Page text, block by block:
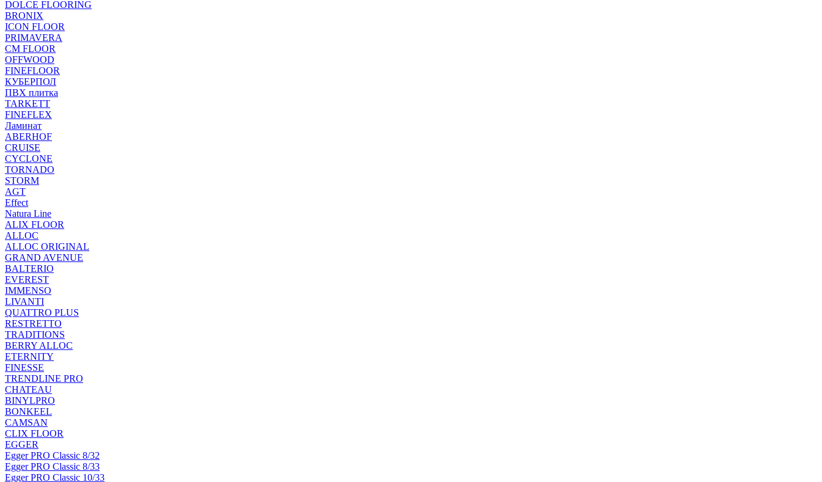
DOLCE FLOORING
BRONIX
ICON FLOOR
PRIMAVERA
CM FLOOR
OFFWOOD
FINEFLOOR
КУБЕРПОЛ
ПВХ плитка
TARKETT
FINEFLEX
Ламинат
ABERHOF
CRUISE
CYCLONE
TORNADO
STORM
AGT
Effect
Natura Line
ALIX FLOOR
ALLOC
ALLOC ORIGINAL
GRAND AVENUE
BALTERIO
EVEREST
IMMENSO
LIVANTI
QUATTRO PLUS
RESTRETTO
TRADITIONS
BERRY ALLOC
ETERNITY
FINESSE
TRENDLINE PRO
CHATEAU
BINYLPRO
BONKEEL
CAMSAN
CLIX FLOOR
EGGER
Egger PRO Classic 8/32
Egger PRO Classic 8/33
Egger PRO Classic 10/33